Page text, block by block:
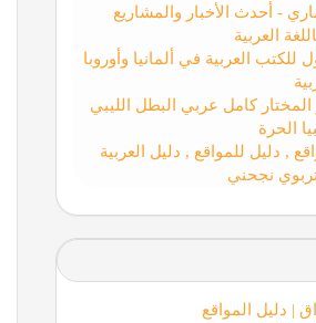
- أحدث الأخبار والمشاريع
العربية
للكتب العربية في ألمانيا وأوروبا
كامل عربي البطل الليبي
الحرة
, دليل للمواقع , دليل العربية
نجحني
| دليل المواقع